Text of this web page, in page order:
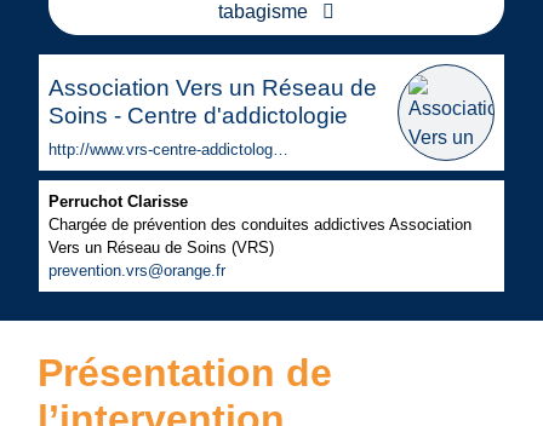
tabagisme
Association Vers un Réseau de
Soins - Centre d'addictologie
http://www.vrs-centre-addictologie.fr
Perruchot Clarisse
Chargée de prévention des conduites addictives Association
Vers un Réseau de Soins (VRS)
prevention.vrs@orange.fr
Présentation de